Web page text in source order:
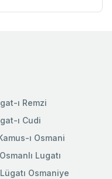
ı Remzi
ı Cudi
ı Osmani
Lugatı
Osmaniye